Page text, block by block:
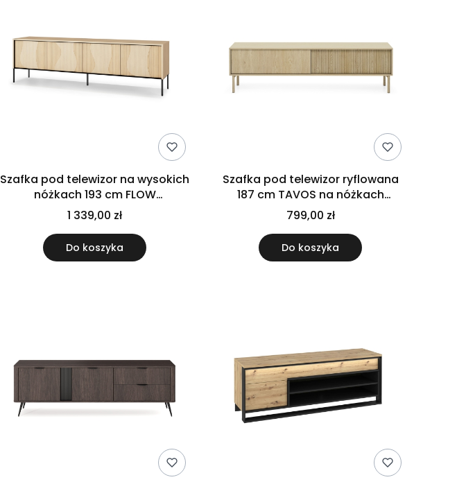
Szafka pod telewizor na wysokich
nóżkach 193 cm FLOW
czterodrzwiowa stojąca
1 339,00 zł
Do koszyka
Szafka pod telewizor ryflowana
187 cm TAVOS na nóżkach
stojąca drewnopodobna
799,00 zł
Do koszyka